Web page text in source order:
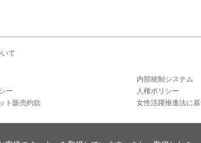
て
内部統制システム
ー 人権ポリシー
ト販売約款 女性活躍推進法に